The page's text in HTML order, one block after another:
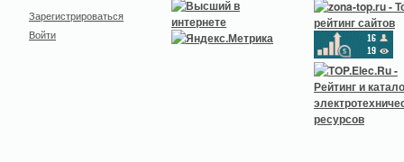
Зарегистрироваться
Войти